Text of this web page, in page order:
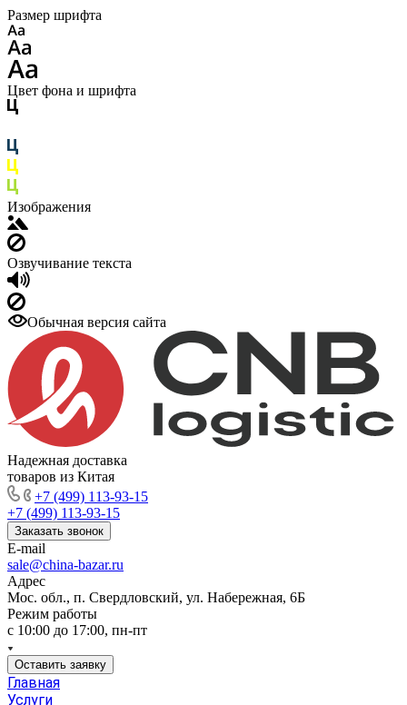
Размер шрифта
Цвет фона и шрифта
Изображения
Озвучивание текста
Обычная версия сайта
Надежная доставка
товаров из Китая
+7 (499) 113-93-15
+7 (499) 113-93-15
Заказать звонок
E-mail
sale@china-bazar.ru
Адрес
Мос. обл., п. Свердловский, ул. Набережная, 6Б
Режим работы
c 10:00 до 17:00, пн-пт
Оставить заявку
Главная
Услуги